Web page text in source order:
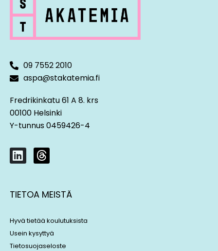
09 7552 2010
aspa@stakatemia.fi
Fredrikinkatu 61 A 8. krs
00100 Helsinki
Y-tunnus 0459426-4
L
i
k
e
i
n
T
h
e
a
s
TIETOA MEISTÄ
Hyvä tietää koulutuksista
Usein kysyttyä
Tietosuojaseloste